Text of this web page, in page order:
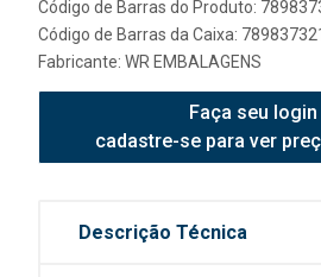
Código de Barras do Produto:
Código de Barras da Caixa:
Fabricante: WR EMBALAGENS
Faça seu login
cadastre-se para ver
Descrição Técnica